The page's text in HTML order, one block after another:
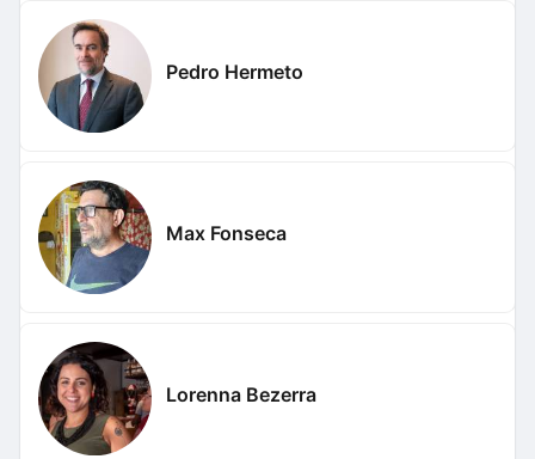
Pedro Hermeto
Max Fonseca
Lorenna Bezerra